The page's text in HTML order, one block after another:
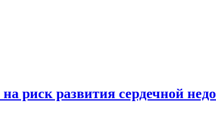
риск развития сердечной